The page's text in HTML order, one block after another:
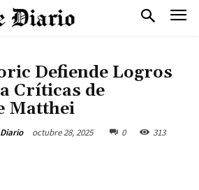
Defiende Logros
Críticas de
Matthei
octubre 28, 2025 0 313